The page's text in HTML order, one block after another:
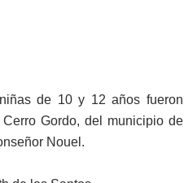
de 10 y 12 años fueron
Gordo, del municipio de
Nouel.